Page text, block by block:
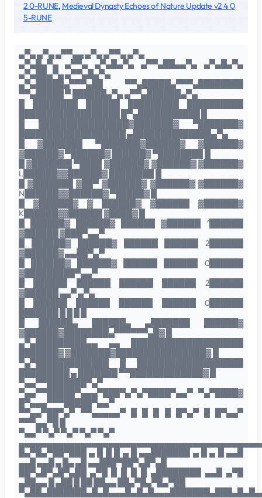
2 0-RUNE, Medieval Dynasty Echoes of Nature Update v2 4 0
5-RUNE
▄▀▄ ▄▀▄ ▄▀▀▄▄ ▄▀▄ ▄▀▀▄ ▄▀▄
▄▀▄█▄▀▄ ▄▀▀▄ ▄▀▄█▄▀▄ ▄▀▀▄██▄▄▀▄ ▄▀▄█▄▀▄
▄▀▄██▄▀▄ ▄▀▀▄█▄▀▄
▄▀▄█████▄▀▀▀▄██ ▀▀▄█████▄▀▀▀▄████████
▀▀▄█████ ▀ ██████▄▀▄ ▄▀▀▄██████▄▀▄
██████████████████ █▀▄███████████ █
█ ████████████████▓███████▓ ▀███████▓
███████████████████ ▄██████████████▄▀▄
█ ▓███████ ▀███████▓██████▓ ▓██████▓
▓██████▓ ▀██████▓ ██████▓ ▀████████ █
█ ▓███████ ▀████ ▓██████▓ ▓██████▓ ▓██████▓
L██████▓▓██████▓ ████████ █
█ ▓███████ ▓██▀ ▓██████▓ ▓██████▓ ▓██████▓
N██████▓▓██████▓ ▀█████▓ █
█ ▓██████▓ ▓ ██████▓ ▓██████ ▓██████▓
K██████▓▓██████ ▓████▓ █
█ ██████▓ ██████▓ ██████ ▓██████ ^██████
▓██████ ▓███▀▄▄▀
█ ██████▓ ██████▓ ██████ ██████ 2██████
▓██████▓ ▄▄██▀▄▀
█ ██████▓ ██████▓ ██████ ██████ 0██████
▓█████████▀▄▄▀
█ ██████ ██████ ██████ ██████ 2██████
▓██████ ▄▄▀ ▄▀▄
█ ██████ ██████ ██████ ██████ 0██████
█ ██████▄ ██████▄ ▄███████ ██████▓
▓██████▓████████▄▀▀▀▀▀▀▄█▓ █
▄▀▄█████████▄▄ ▄▄ ████████████████████
███████▓ ▓███████▓████████████████▓ █
▀▄▀█████████████ █ ███████████████████
█████████ ▄ ███████ ▀▀█████████████▓ █
▀▄▄▀▀███████▀▄▀
▀▄▄▀▀█████▀▄▄▄▀███▀▄▀▄▀████▀▄▄▀ ▀▄▀████▓
█▀▄▄▄▀▀▀█████▀▄▄▀
▀▀▄▄▀██▀▄▀ ▀▀▄▄▄▄▄▀ █ █ █ █ █▀▄▀ █ █▀▄▄▀
▀▀▀▄▄▀█ █
▀▄▄▀ ▀▄▀ ▀▄▀ ▀▄▀ ▀▄▀
█▄▀█▄▀██▀███ ▄ █ █ █ ▄ █ ▄▄███████ ▄ █ ▄ █ ▄▄█
▄▄█ ▄▄█ ▄ █▄ ▄█ ▄▄███▀██▀▄█▀▄█
██▀▄█▀▄█▀▄██ ▄▀█ █ █ █ █ ▄████████ ▄▄█ ▄▀█
▄██▄▄ █ ▄██ █ ██ ██▄▄ ██▄▀█▄▀█▄▀██